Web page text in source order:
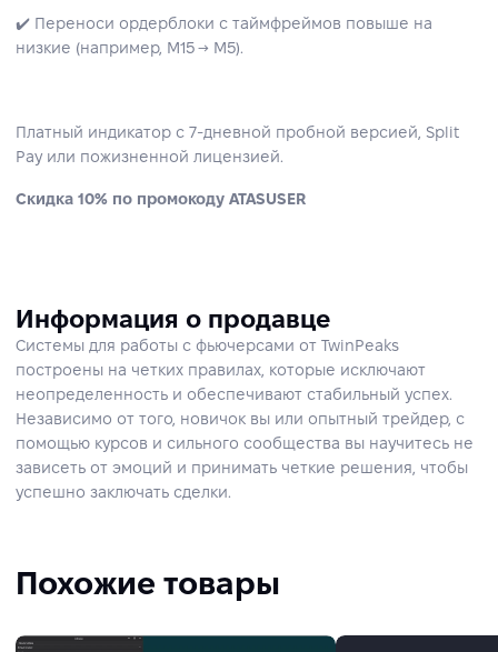
✔️ Переноси ордерблоки с таймфреймов повыше на
низкие (например, M15 → M5).
Платный индикатор с 7‑дневной пробной версией, Split
Pay или пожизненной лицензией.
Скидка 10% по промокоду ATASUSER
Информация о продавце
Системы для работы с фьючерсами от TwinPeaks
построены на четких правилах, которые исключают
неопределенность и обеспечивают стабильный успех.
Независимо от того, новичок вы или опытный трейдер, с
помощью курсов и сильного сообщества вы научитесь не
зависеть от эмоций и принимать четкие решения, чтобы
успешно заключать сделки.
Похожие товары